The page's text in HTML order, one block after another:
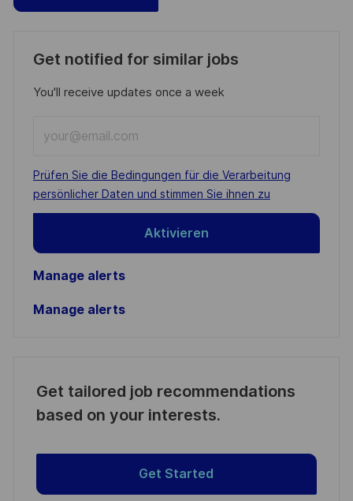
Get notified for similar jobs
You'll receive updates once a week
Email
address
(Required)
Required
Prüfen Sie die Bedingungen für die Verarbeitung
persönlicher Daten und stimmen Sie ihnen zu
Aktivieren
Manage alerts
Manage alerts
Get tailored job recommendations
based on your interests.
Get Started